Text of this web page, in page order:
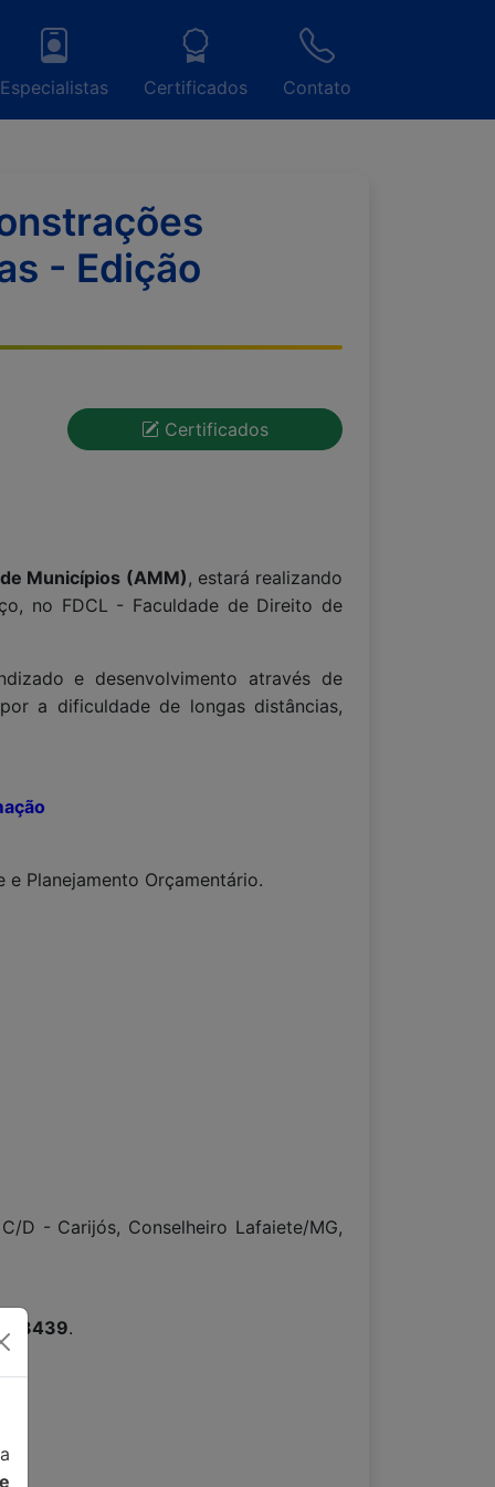
Especialistas Certificados Contato
- Edição
Certificados
Municípios (AMM), estará realizando
no FDCL - Faculdade de Direito de
e desenvolvimento através de
a dificuldade de longas distâncias,
Planejamento Orçamentário.
D - Carijós, Conselheiro Lafaiete/MG,
3439.